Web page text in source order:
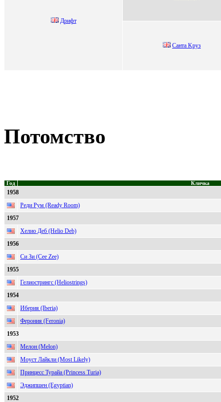
Дрифт
Cанта Kpуз
Потомство
Год Кличка
1958
Реди Рум (Ready Room)
1957
Хелио Деб (Helio Deb)
1956
Си Зи (Cee Zee)
1955
Гелиострингс (Heliostrings)
1954
Иберия (Iberia)
Ферония (Feronia)
1953
Мелон (Melon)
Моуст Лайкли (Most Likely)
Принцесс Турайа (Princess Turia)
Эджипшен (Egyptian)
1952